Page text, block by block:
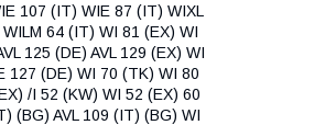
107 (IT) WIE 87 (IT) WIXL
64 (IT) WI 81 (EX) WI
125 (DE) AVL 129 (EX) WI
127 (DE) WI 70 (TK) WI 80
/I 52 (KW) WI 52 (EX) 60
(BG) AVL 109 (IT) (BG) WI